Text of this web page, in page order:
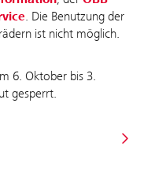
. Die Benutzung der
ist nicht möglich.
6. Oktober bis 3.
gesperrt.